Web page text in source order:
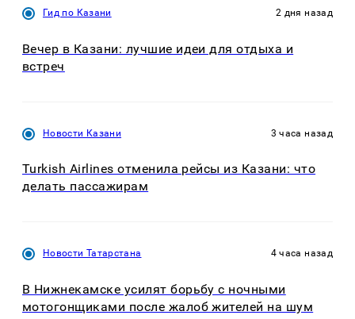
Гид по Казани 2 дня назад
Вечер в Казани: лучшие идеи для отдыха и
встреч
Новости Казани 3 часа назад
Turkish Airlines отменила рейсы из Казани: что
делать пассажирам
Новости Татарстана 4 часа назад
В Нижнекамске усилят борьбу с ночными
мотогонщиками после жалоб жителей на шум